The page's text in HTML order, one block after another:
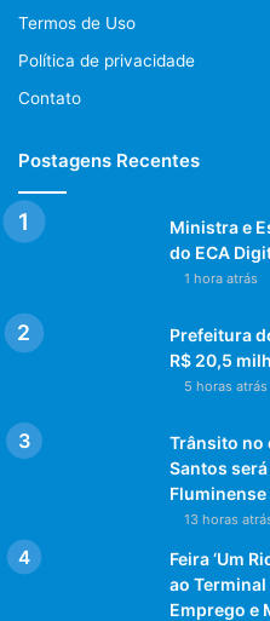
Termos de Uso
Política de privacidade
Contato
Postagens Recentes
Ministra e
do ECA
1 hora atrás
Prefeitura
R$ 20,5
5 horas atrás
Trânsito no
Santos
13 horas
Feira ‘Um
ao
Emprego e